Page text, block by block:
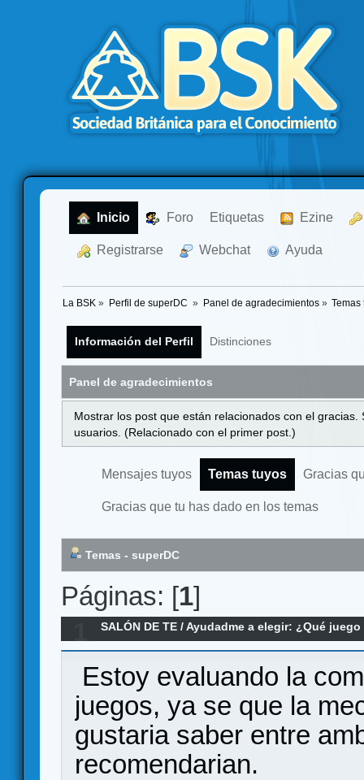
Inicio Foro Etiquetas Ezine
Registrarse Webchat Ayuda
La BSK » Perfil de superDC » Panel de agradecimientos»
Información del Perfil Distinciones
Panel de agradecimientos
Mostrar los post que están relacionados con el
usuarios. (Relacionado con el primer post.)
Mensajes tuyos Temas tuyos Gracias
Gracias que tu has dado en los temas
Temas - superDC
Páginas: [1]
SALÓN DE TE /Ayudadme a elegir: ¿Qué
Star Wars Rebellion y Star Wars: Imperial
Estoy evaluando la
juegos, ya se que la
gustaria saber entre
recomendarian.